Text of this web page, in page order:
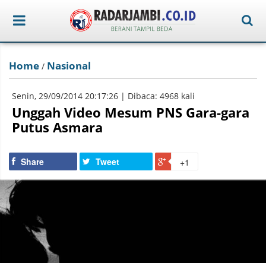
Home / Nasional
Senin, 29/09/2014 20:17:26 | Dibaca: 4968 kali
Unggah Video Mesum PNS Gara-gara
Putus Asmara
Share Tweet +1